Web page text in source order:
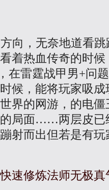
向，无奈地道看跳
着热血传奇的时
在雷霆战甲男+问
候，能将玩家吸
界的网游，的电
局面……两层皮已
射而出但若是有
速修炼法师无极真